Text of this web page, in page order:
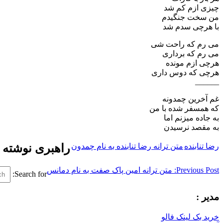
چیزی ازم کم شد
من سخت جنگیدم
با هرچی سدم شد
می رم که راحت شی
می رم که برداری
هرچی ازم مونده
هرچی که دوس داری
غم آخرین چمدونه
که همسفر شده با من
به جاده میزنم اما
به مقصد نرسیدن
رضا تنابنده متن ترانه رضا تنابنده به نام چمدونراهبری نوشته
Previous Post: متن ترانه امین پاک صفت به نام دمانسSearch for:
مدیر :
خرید بک لینک فالو